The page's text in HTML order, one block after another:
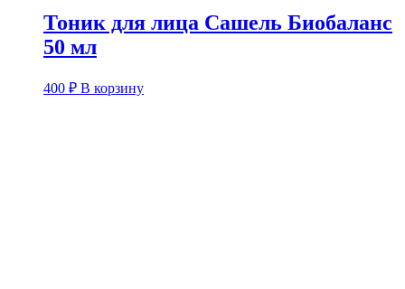
Тоник для лица Сашель Биобаланс
50 мл
400 ₽ В корзину